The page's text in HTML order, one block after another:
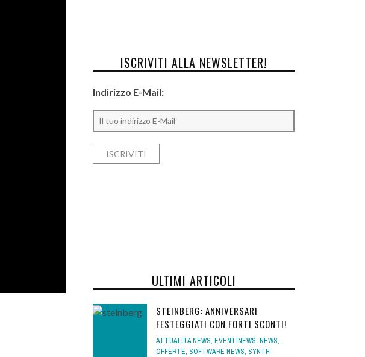
ISCRIVITI ALLA NEWSLETTER!
Indirizzo E-Mail:
ULTIMI ARTICOLI
STEINBERG: ANNIVERSARI
FESTEGGIATI CON FORTI SCONTI!
ATTUALITÀ NEWS, EVENTINEWS, NEWS,
OFFERTE, SOFTWARE NEWS, SYNTH